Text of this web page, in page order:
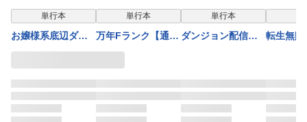
な転生無双譚【特
典SS付】
付】
る性欲を相殺する
ため死ぬほど努力
します～【特典SS
単行本
お嬢様系底辺ダン
ジョン配信者、迷
バズって伝説にな
ってますわ！？ 3
単行本
万年Fランク【通
訳】スキル持ち底
の最強美少女たち
とパーティーを組
んで才能に開花し
単行本
ダンジョン配信者
うっかり超級呪物
を配信したら伝説
になった２
転生無敗
ンドライ
り) #40